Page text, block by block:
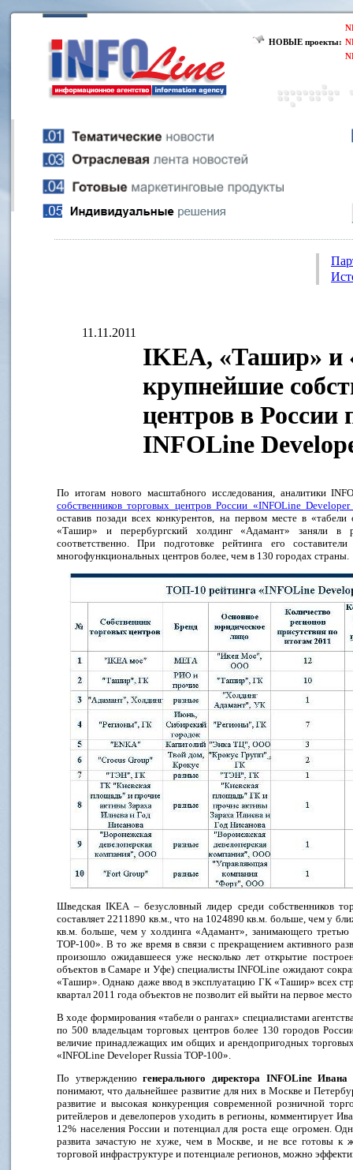
НОВЫЕ проекты:
11.11.2011
IKEA, «Ташир» и
крупнейшие
центров в России
INFOLine
По итогам нового масштабного исследования, аналитики
собственников торговых центров России «INFOLine
оставив позади всех конкурентов, на первом месте в
«Ташир» и перербургский холдинг «Адамант» заняли в
соответственно. При подготовке рейтинга его
многофункциональных центров более, чем в 130 городах страны.
Шведская IKEA – безусловный лидер среди собственников
составляет 2211890 кв.м., что на 1024890 кв.м. больше, чем у
кв.м. больше, чем у холдинга «Адамант», занимающего
TOP-100». В то же время в связи с прекращением активного
произошло ожидавшееся уже несколько лет открытие
объектов в Самаре и Уфе) специалисты INFOLine ожидают
«Ташир». Однако даже ввод в эксплуатацию ГК «Ташир» всех
квартал 2011 года объектов не позволит ей выйти на первое
В ходе формирования «табели о рангах» специалистами
по 500 владельцам торговых центров более 130 городов
величие принадлежащих им общих и арендопригодных
«INFOLine Developer Russia TOP-100».
По утверждениюгенерального директора INFOLine
понимают, что дальнейшее развитие для них в Москве и
развитие и высокая конкуренция современной розничной
ритейлеров и девелоперов уходить в регионы, комментирует
12% населения России и потенциал для роста еще огромен.
развита зачастую не хуже, чем в Москве, и не все готовы к
торговой инфраструктуре и потенциале регионов, можно